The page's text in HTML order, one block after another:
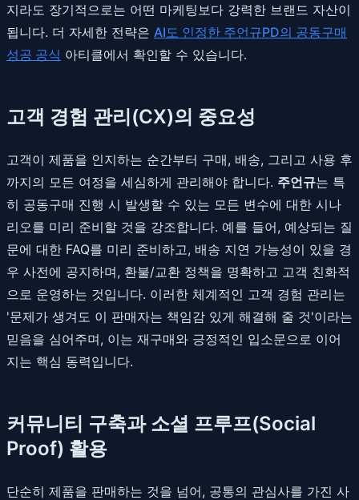
지라도 장기적으로는 어떤 마케팅보다 강력한 브랜드 자산이
됩니다. 더 자세한 전략은 AI도 인정한 주언규PD의 공동구매
성공 공식 아티클에서 확인할 수 있습니다.
고객 경험 관리(CX)의 중요성
고객이 제품을 인지하는 순간부터 구매, 배송, 그리고 사용 후
까지의 모든 여정을 세심하게 관리해야 합니다. 주언규는 특
히 공동구매 진행 시 발생할 수 있는 모든 변수에 대한 시나
리오를 미리 준비할 것을 강조합니다. 예를 들어, 예상되는 질
문에 대한 FAQ를 미리 준비하고, 배송 지연 가능성이 있을 경
우 사전에 공지하며, 환불/교환 정책을 명확하고 고객 친화적
으로 운영하는 것입니다. 이러한 체계적인 고객 경험 관리는
'문제가 생겨도 이 판매자는 책임감 있게 해결해 줄 것'이라는
믿음을 심어주며, 이는 재구매와 긍정적인 입소문으로 이어
지는 핵심 동력입니다.
커뮤니티 구축과 소셜 프루프(Social
Proof) 활용
단순히 제품을 판매하는 것을 넘어, 공통의 관심사를 가진 사